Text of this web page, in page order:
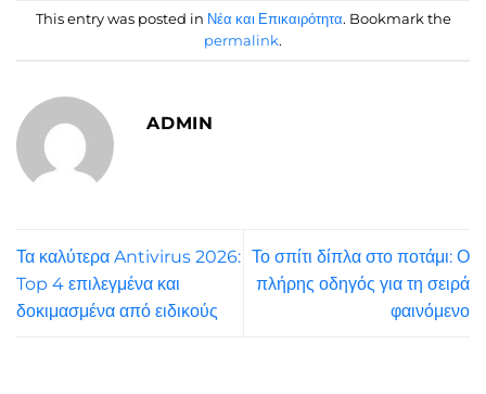
This entry was posted in Νέα και Επικαιρότητα. Bookmark the
permalink.
ADMIN
Τα καλύτερα Antivirus 2026:
Top 4 επιλεγμένα και
δοκιμασμένα από ειδικούς
Το σπίτι δίπλα στο ποτάμι: Ο
πλήρης οδηγός για τη σειρά
φαινόμενο